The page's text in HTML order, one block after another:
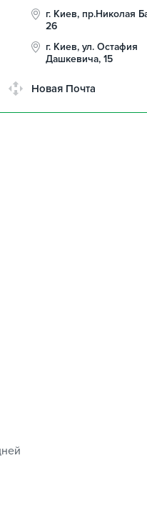
г. Киев, пр.Николая
26
г. Киев, ул. Остафия
Дашкевича, 15
Новая Почта